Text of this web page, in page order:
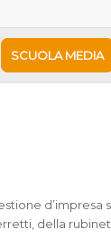
SCUOLA MEDIA
d’impresa
della